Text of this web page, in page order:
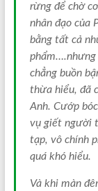
rừng để chờ
nhân đạo của
bằng tất cả
phẩm….nhưng
chẳng buồn
thừa hiểu, đã
Anh. Cướp
vụ giết người
tạp, vô chính
quá khó hiểu.
Và khi màn